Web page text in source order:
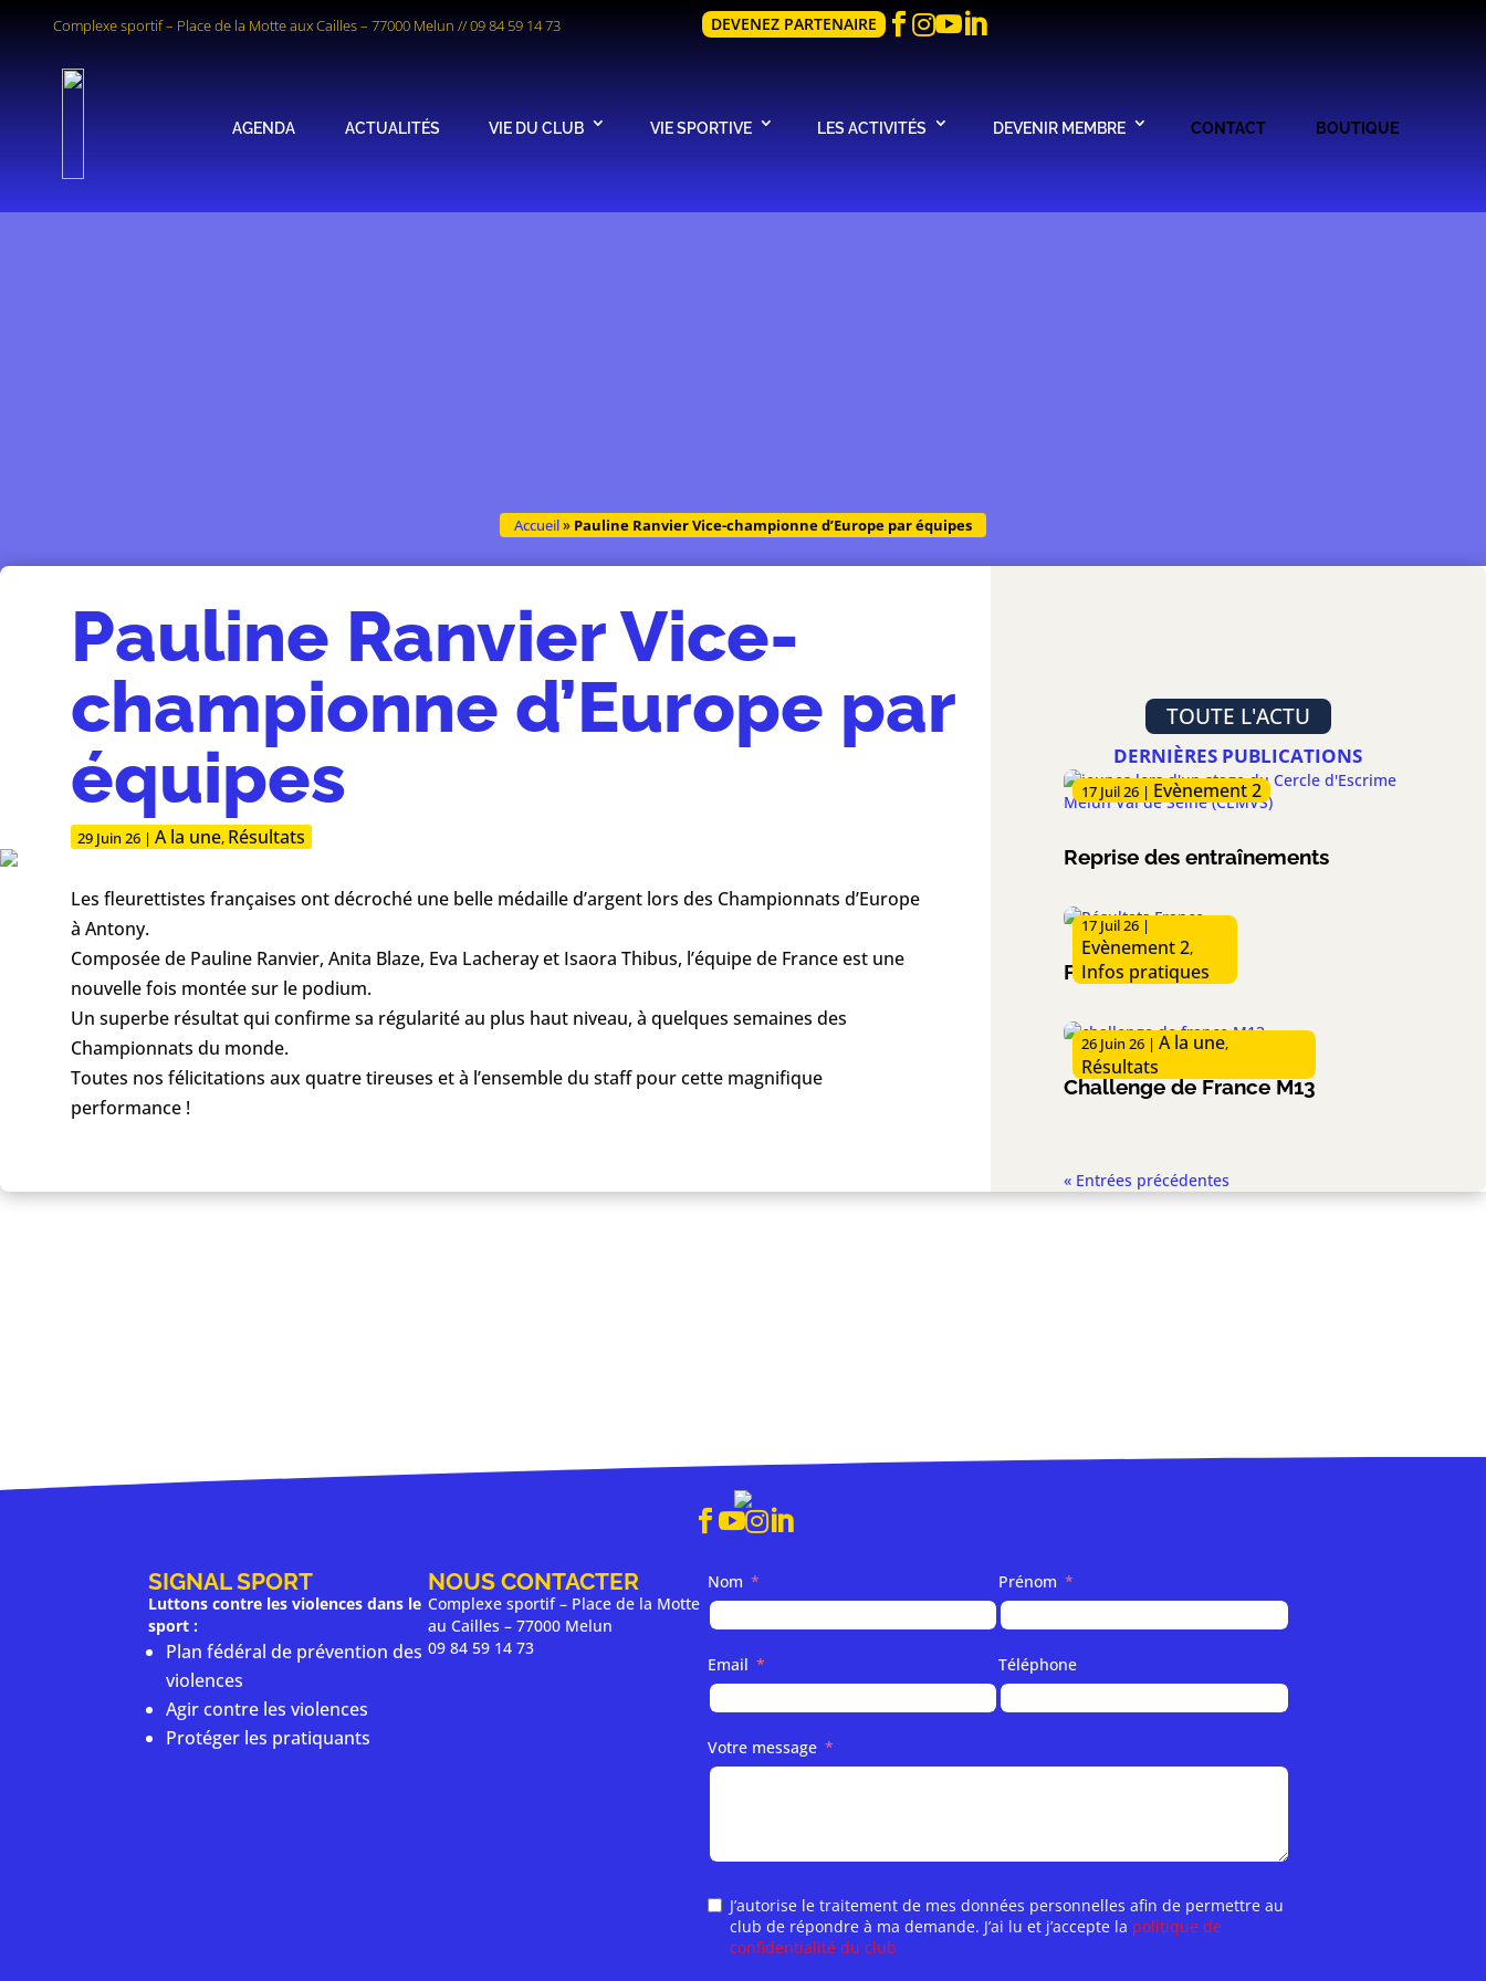
Complexe sportif – Place de la Motte aux Cailles – 77000 Melun //09 84 59 14 73 DEVENEZ PARTENAIRE 
AGENDA ACTUALITÉS VIE DU CLUB VIE SPORTIVE LES ACTIVITÉS DEVENIR MEMBRE CONTACT BOUTIQUE
Accueil» Pauline Ranvier Vice-championne d’Europe par équipes
Pauline Ranvier Vice-
championne d’Europe par
équipes
29 Juin 26 | A la une, Résultats
Les fleurettistes françaises ont décroché une belle médaille d’argent lors des Championnats d’Europe
à Antony.
Composée de Pauline Ranvier, Anita Blaze, Eva Lacheray et Isaora Thibus, l’équipe de France est une
nouvelle fois montée sur le podium.
Un superbe résultat qui confirme sa régularité au plus haut niveau, à quelques semaines des
Championnats du monde.
Toutes nos félicitations aux quatre tireuses et à l’ensemble du staff pour cette magnifique
performance !
TOUTE L'ACTU
DERNIÈRES PUBLICATIONS
Reprise des entraînements
17 Juil 26| Evènement 2
Forum de rentrée
17 Juil 26|
Evènement 2,
Infos pratiques
Challenge de France M13
26 Juin 26| A la une,
Résultats
« Entrées précédentes
 
SIGNAL SPORT
Luttons contre les violences dans le
sport :
Plan fédéral de prévention des
violences
Agir contre les violences
Protéger les pratiquants
NOUS CONTACTER
Complexe sportif – Place de la Motte
au Cailles – 77000 Melun
09 84 59 14 73
Nom Prénom
Email Téléphone
Votre message
J’autorise le traitement de mes données personnelles afin de permettre au
club de répondre à ma demande. J’ai lu et j’accepte la politique de
confidentialité du club